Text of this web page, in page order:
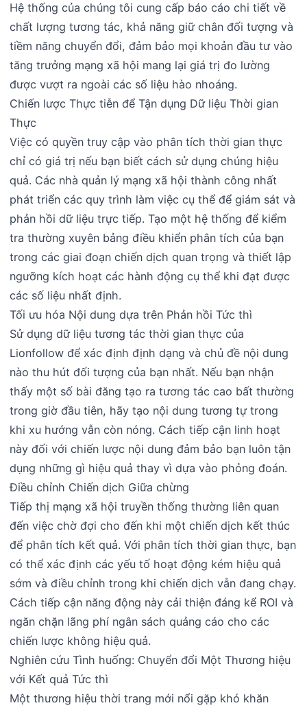
Hệ thống của chúng tôi cung cấp báo cáo chi tiết về
chất lượng tương tác, khả năng giữ chân đối tượng và
tiềm năng chuyển đổi, đảm bảo mọi khoản đầu tư vào
tăng trưởng mạng xã hội mang lại giá trị đo lường
được vượt ra ngoài các số liệu hào nhoáng.
Chiến lược Thực tiễn để Tận dụng Dữ liệu Thời gian
Thực
Việc có quyền truy cập vào phân tích thời gian thực
chỉ có giá trị nếu bạn biết cách sử dụng chúng hiệu
quả. Các nhà quản lý mạng xã hội thành công nhất
phát triển các quy trình làm việc cụ thể để giám sát và
phản hồi dữ liệu trực tiếp. Tạo một hệ thống để kiểm
tra thường xuyên bảng điều khiển phân tích của bạn
trong các giai đoạn chiến dịch quan trọng và thiết lập
ngưỡng kích hoạt các hành động cụ thể khi đạt được
các số liệu nhất định.
Tối ưu hóa Nội dung dựa trên Phản hồi Tức thì
Sử dụng dữ liệu tương tác thời gian thực của
Lionfollow để xác định định dạng và chủ đề nội dung
nào thu hút đối tượng của bạn nhất. Nếu bạn nhận
thấy một số bài đăng tạo ra tương tác cao bất thường
trong giờ đầu tiên, hãy tạo nội dung tương tự trong
khi xu hướng vẫn còn nóng. Cách tiếp cận linh hoạt
này đối với chiến lược nội dung đảm bảo bạn luôn tận
dụng những gì hiệu quả thay vì dựa vào phỏng đoán.
Điều chỉnh Chiến dịch Giữa chừng
Tiếp thị mạng xã hội truyền thống thường liên quan
đến việc chờ đợi cho đến khi một chiến dịch kết thúc
để phân tích kết quả. Với phân tích thời gian thực, bạn
có thể xác định các yếu tố hoạt động kém hiệu quả
sớm và điều chỉnh trong khi chiến dịch vẫn đang chạy.
Cách tiếp cận năng động này cải thiện đáng kể ROI và
ngăn chặn lãng phí ngân sách quảng cáo cho các
chiến lược không hiệu quả.
Nghiên cứu Tình huống: Chuyển đổi Một Thương hiệu
với Kết quả Tức thì
Một thương hiệu thời trang mới nổi gặp khó khăn